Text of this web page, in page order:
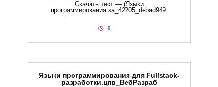
Скачать тест — (Языки
программирования.sa_42205_debad949.
0
Языки программирования для Fullstack-
разработки.цпв_ВебРазраб